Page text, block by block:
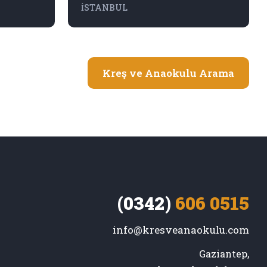
İSTANBUL
Kreş ve Anaokulu Arama
(0342) 606 0515
info@kresveanaokulu.com
Gaziantep,